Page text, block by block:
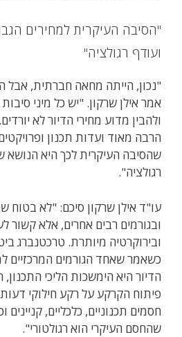
"הסיבה העיקרית למחירים
ועודף רגולציה"
"נכון, הייתה מחאה חברתית, אבל
אמר אילן שרקון. "יש כל מיני
ולהבין מדוע מחירי הדיור לא
הרבה מאוד ועדות תכנון
שהסיבה העיקרית לכך היא הנושא
רגולציה".
עו"ד אילן שרקון סיכם: "לא בטוח
ובגורמים רבים אחרים, אלא קשור
ובירוקרטיה מיותרת. טרכטנברג
כשאמר שאחד הגורמים המרכזיים
הדיור היא הימשכות הליכי
פיתוח הקרקע על רקע חילוקי
חסמים תכנוניים, כלכליים, קניינים
שהחסם העיקרי הוא רגולטורי".